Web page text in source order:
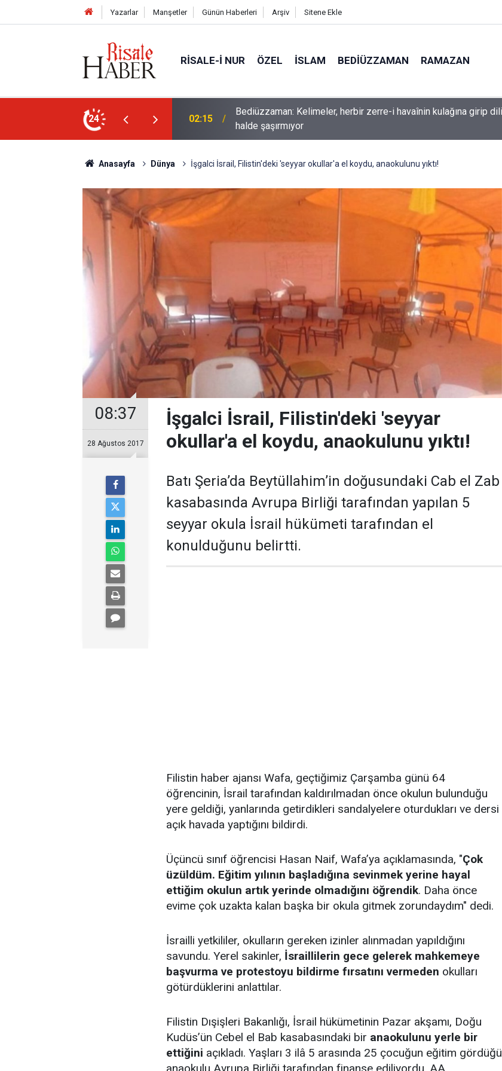
Yazarlar Manşetler Günün Haberleri Arşiv Sitene Ekle
RISALE-I NUR ÖZEL İSLAM BEDIÜZZAMAN RAMAZAN
24
i havaînin kulağına girip dilinden çıktığı
01:45 Müslümanlardan dilinizi çekin, onlardan biri öldüğünde de
Anasayfa Dünya İşgalci İsrail, Filistin'deki 'seyyar okullar'a el koydu, anaokulunu yıktı!
08:37
28 Ağustos 2017
İşgalci İsrail, Filistin'deki 'seyyar
okullar'a el koydu, anaokulunu yıktı!
Batı Şeria’da Beytüllahim’in doğusundaki Cab el Zab
kasabasında Avrupa Birliği tarafından yapılan 5
seyyar okula İsrail hükümeti tarafından el
konulduğunu belirtti.
Filistin haber ajansı Wafa, geçtiğimiz Çarşamba günü 64
öğrencinin, İsrail tarafından kaldırılmadan önce okulun bulunduğu
yere geldiği, yanlarında getirdikleri sandalyelere oturdukları ve dersi
açık havada yaptığını bildirdi.
Üçüncü sınıf öğrencisi Hasan Naif, Wafa’ya açıklamasında, "Çok
üzüldüm. Eğitim yılının başladığına sevinmek yerine hayal
ettiğim okulun artık yerinde olmadığını öğrendik. Daha önce
evime çok uzakta kalan başka bir okula gitmek zorundaydım" dedi.
İsrailli yetkililer, okulların gereken izinler alınmadan yapıldığını
savundu. Yerel sakinler, İsraillilerin gece gelerek mahkemeye
başvurma ve protestoyu bildirme fırsatını vermeden okulları
götürdüklerini anlattılar.
Filistin Dışişleri Bakanlığı, İsrail hükümetinin Pazar akşamı, Doğu
Kudüs’ün Cebel el Bab kasabasındaki bir anaokulunu yerle bir
ettiğini açıkladı. Yaşları 3 ilâ 5 arasında 25 çocuğun eğitim gördüğü